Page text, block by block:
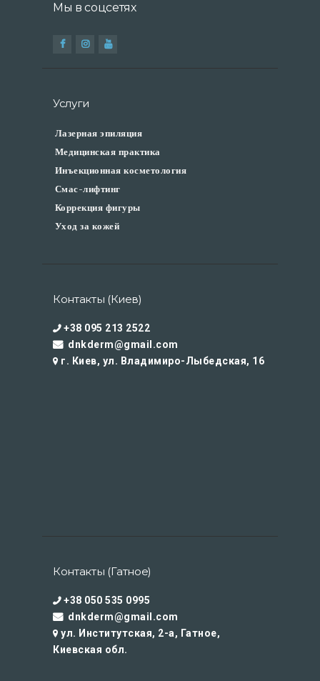
Мы в соцсетях
Услуги
Лазерная эпиляция
Медицинская практика
Инъекционная косметология
Смас-лифтинг
Коррекция фигуры
Уход за кожей
Контакты (Киев)
+38 095 213 2522
dnkderm@gmail.com
г. Киев, ул. Владимиро-Лыбедская, 16
Контакты (Гатное)
+38 050 535 0995
dnkderm@gmail.com
ул. Институтская, 2-а, Гатное,
Киевская обл.